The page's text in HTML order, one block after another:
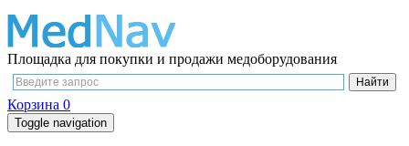
Площадка для покупки и продажи медоборудования
Корзина 0
Toggle navigation